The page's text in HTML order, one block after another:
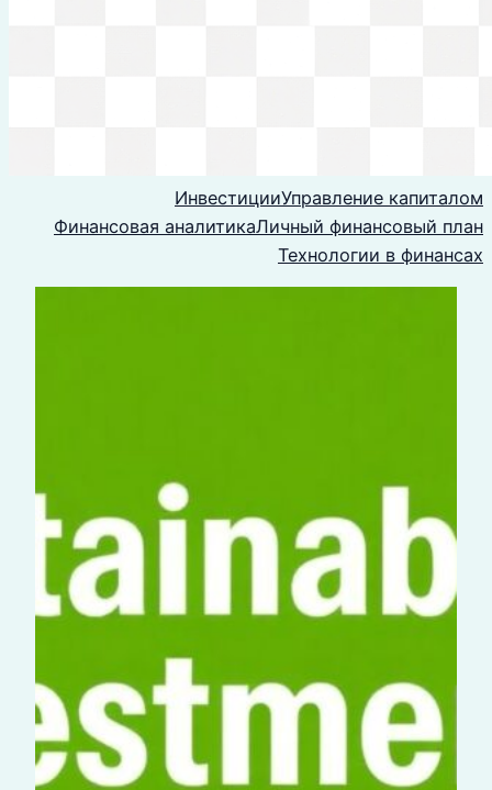
ИнвестицииУправление капиталом
Финансовая аналитикаЛичный финансовый план
Технологии в финансах